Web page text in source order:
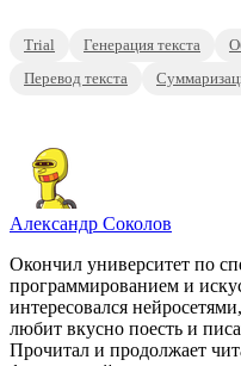
Trial Генерация текста
Перевод текста
Александр Соколов
Окончил университет по
программированием и
интересовался
любит вкусно поесть и
Прочитал и продолжает